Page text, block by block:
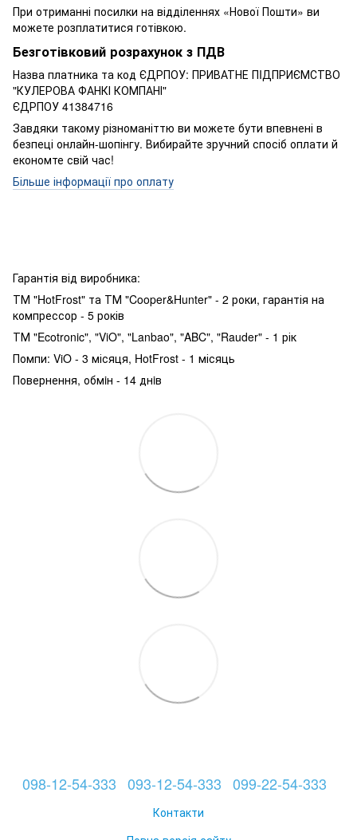
При отриманні посилки на відділеннях «Нової Пошти» ви
можете розплатитися готівкою.
Безготівковий розрахунок з ПДВ
Назва платника та код ЄДРПОУ: ПРИВАТНЕ ПIДПРИЄМСТВО
"КУЛЕРОВА ФАНКІ КОМПАНІ"
ЄДРПОУ 41384716
Завдяки такому різноманіттю ви можете бути впевнені в
безпеці онлайн-шопінгу. Вибирайте зручний спосіб оплати й
економте свій час!
Більше інформації про оплату
Гарантія від виробника:
ТМ "HotFrost" та ТМ "Cooper&Hunter" - 2 роки, гарантія на
компрессор - 5 років
ТМ "Ecotronic", "ViO", "Lanbao", "ABC", "Rauder" - 1 рік
Помпи: ViO - 3 місяця, HotFrost - 1 місяць
Повернення, обмiн - 14 днiв
098-12-54-333 093-12-54-333 099-22-54-333
Контакти